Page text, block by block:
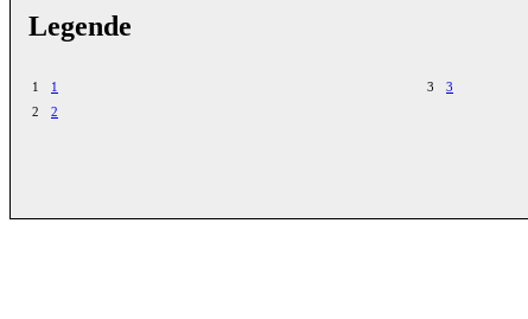
Legende
1
1
2
2
3 3